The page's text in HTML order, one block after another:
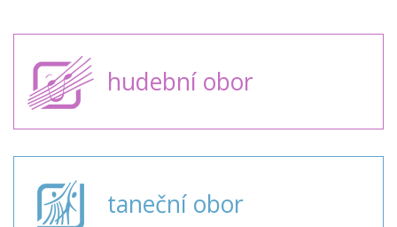
hudební obor
taneční obor